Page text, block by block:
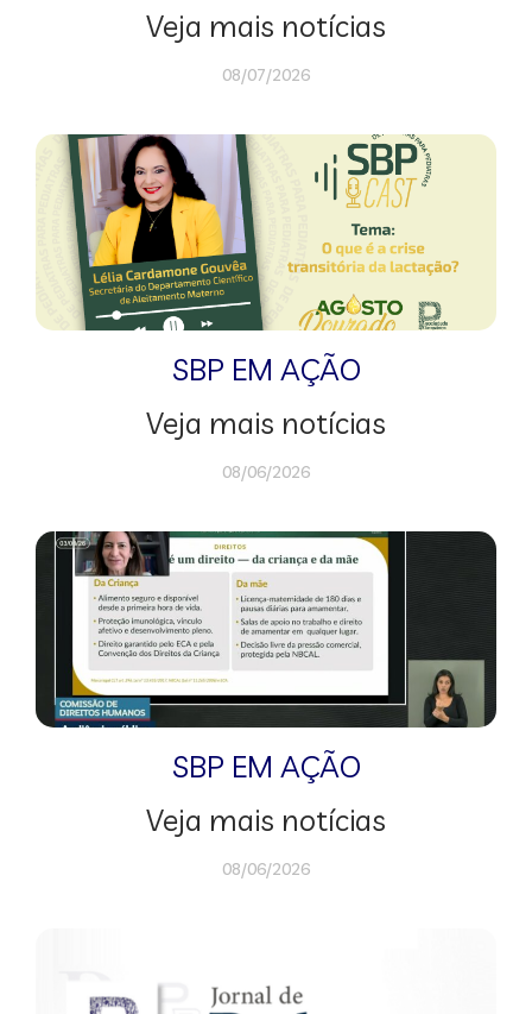
Veja mais notícias
08/07/2026
SBP EM AÇÃO
Veja mais notícias
08/06/2026
SBP EM AÇÃO
Veja mais notícias
08/06/2026